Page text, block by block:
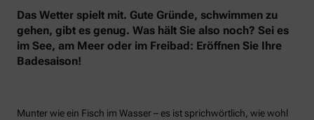
Das Wetter spielt mit. Gute Gründe, schwimmen zu
gehen, gibt es genug. Was hält Sie also noch? Sei es
im See, am Meer oder im Freibad: Eröffnen Sie Ihre
Badesaison!
Munter wie ein Fisch im Wasser – es ist sprichwörtlich, wie wohl